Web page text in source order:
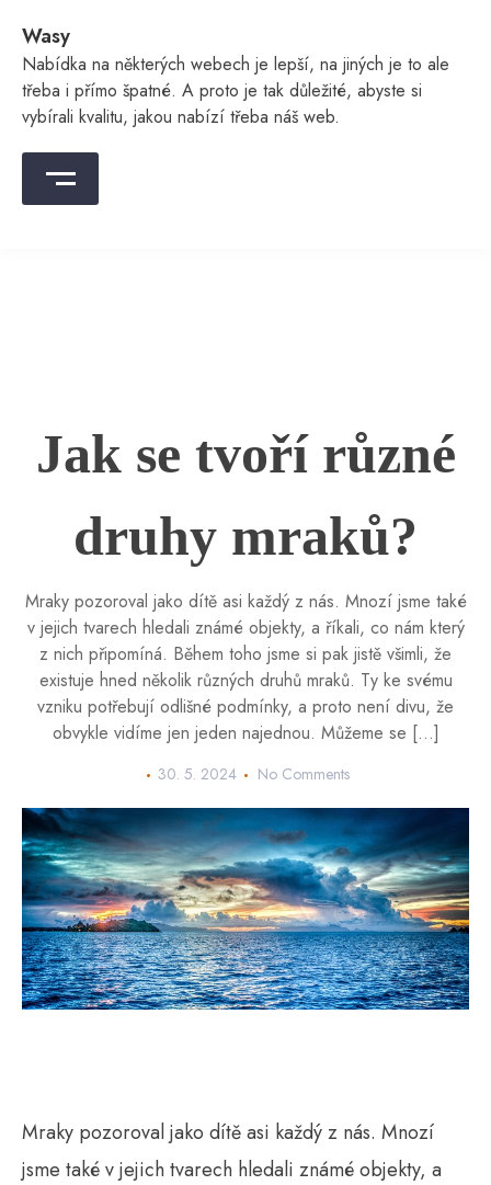
content
Wasy
Nabídka na některých webech je lepší, na jiných je to ale
třeba i přímo špatné. A proto je tak důležité, abyste si
vybírali kvalitu, jakou nabízí třeba náš web.
Jak se tvoří různé
druhy mraků?
Mraky pozoroval jako dítě asi každý z nás. Mnozí jsme také
v jejich tvarech hledali známé objekty, a říkali, co nám který
z nich připomíná. Během toho jsme si pak jistě všimli, že
existuje hned několik různých druhů mraků. Ty ke svému
vzniku potřebují odlišné podmínky, a proto není divu, že
obvykle vidíme jen jeden najednou. Můžeme se […]
30. 5. 2024 No Comments
Mraky pozoroval jako dítě asi každý z nás. Mnozí
jsme také v jejich tvarech hledali známé objekty, a